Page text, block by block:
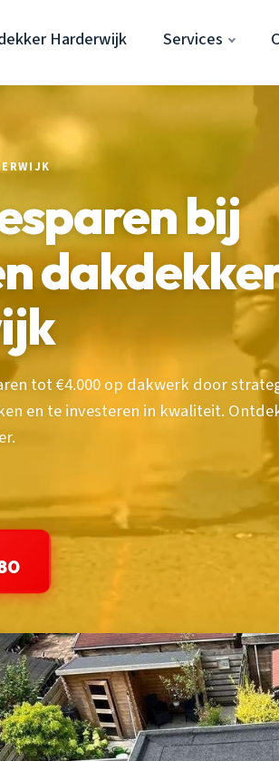
Harderwijk Services
bij
tot €4.000 op dakwerk door
en te investeren in kwaliteit.